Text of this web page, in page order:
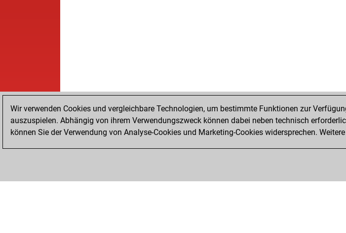
Wir verwenden Cookies und vergleichbare Technologien, um bestimmte Funktionen zur
auszuspielen. Abhängig von ihrem Verwendungszweck können dabei neben technisch
können Sie der Verwendung von Analyse-Cookies und Marketing-Cookies widersprechen.